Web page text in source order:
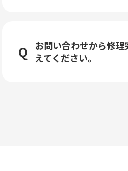
お問い合わせから修
えてください。